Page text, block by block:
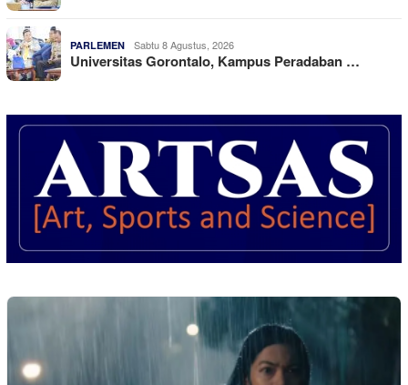
PARLEMEN Sabtu 8 Agustus, 2026
Universitas Gorontalo, Kampus Peradaban …